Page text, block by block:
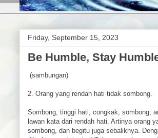
Friday, September 15, 2023
Be Humble, Stay
(sambungan)
2. Orang yang rendah hati tidak sombong.
Sombong, tinggi hati, congkak, sombong,
lawan kata dari rendah hati. Artinya orang
sombong, dan begitu juga sebaliknya.